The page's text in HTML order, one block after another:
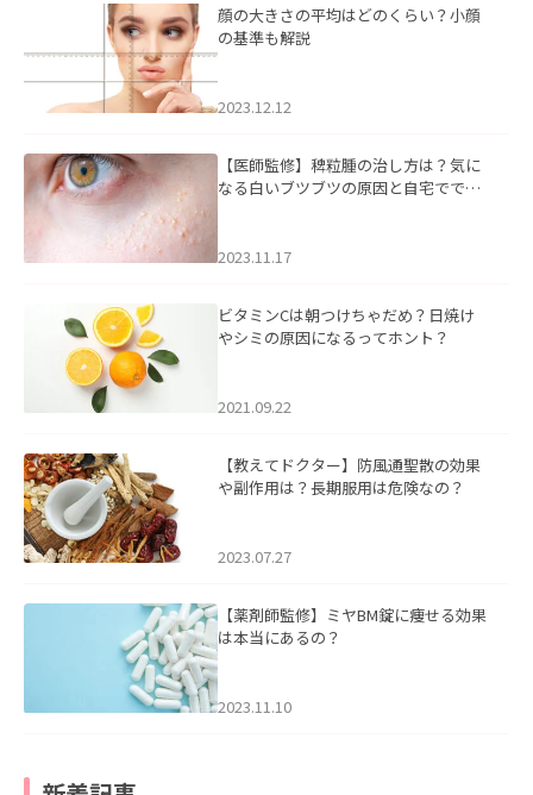
顔の大きさの平均はどのくらい？小顔
の基準も解説
2023.12.12
【医師監修】稗粒腫の治し方は？気に
なる白いブツブツの原因と自宅ででき
2023.11.17
ビタミンCは朝つけちゃだめ？日焼け
やシミの原因になるってホント？
2021.09.22
【教えてドクター】防風通聖散の効果
や副作用は？長期服用は危険なの？
2023.07.27
【薬剤師監修】ミヤBM錠に痩せる効果
は本当にあるの？
2023.11.10